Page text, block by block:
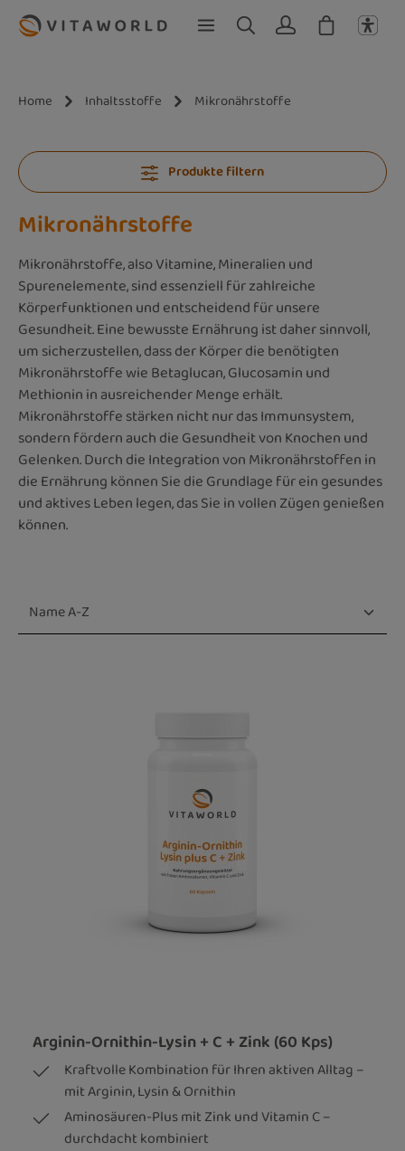
Zum Hauptinhalt springen
Home Inhaltsstoffe Mikronährstoffe
Produkte filtern
Mikronährstoffe
Mikronährstoffe, also Vitamine, Mineralien und
Spurenelemente, sind essenziell für zahlreiche
Körperfunktionen und entscheidend für unsere
Gesundheit. Eine bewusste Ernährung ist daher sinnvoll,
um sicherzustellen, dass der Körper die benötigten
Mikronährstoffe wie Betaglucan, Glucosamin und
Methionin in ausreichender Menge erhält.
Mikronährstoffe stärken nicht nur das Immunsystem,
sondern fördern auch die Gesundheit von Knochen und
Gelenken. Durch die Integration von Mikronährstoffen in
die Ernährung können Sie die Grundlage für ein gesundes
und aktives Leben legen, das Sie in vollen Zügen genießen
können.
Arginin-Ornithin-Lysin + C + Zink (60 Kps)
Kraftvolle Kombination für Ihren aktiven Alltag –
mit Arginin, Lysin & Ornithin
Aminosäuren-Plus mit Zink und Vitamin C –
durchdacht kombiniert